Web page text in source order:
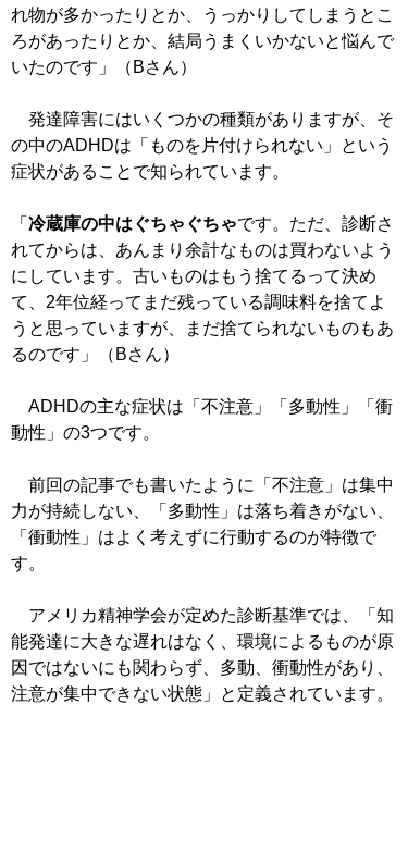
れ物が多かったりとか、うっかりしてしまうとこ
ろがあったりとか、結局うまくいかないと悩んで
いたのです」（Bさん）
発達障害にはいくつかの種類がありますが、そ
の中のADHDは「ものを片付けられない」という
症状があることで知られています。
「 冷蔵庫の中はぐちゃぐちゃです。ただ、診断さ
れてからは、あんまり余計なものは買わないよう
にしています。古いものはもう捨てるって決め
て、2年位経ってまだ残っている調味料を捨てよ
うと思っていますが、まだ捨てられないものもあ
るのです」（Bさん）
ADHDの主な症状は「不注意」「多動性」「衝
動性」の3つです。
前回の記事でも書いたように「不注意」は集中
力が持続しない、「多動性」は落ち着きがない、
「衝動性」はよく考えずに行動するのが特徴で
す。
アメリカ精神学会が定めた診断基準では、「知
能発達に大きな遅れはなく、環境によるものが原
因ではないにも関わらず、多動、衝動性があり、
注意が集中できない状態」と定義されています。